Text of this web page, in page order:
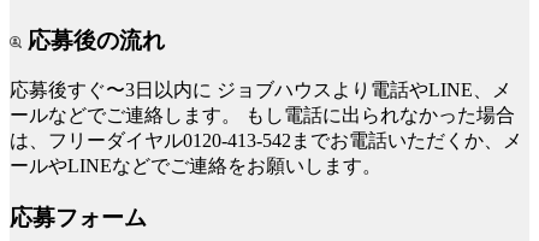
応募後の流れ
応募後すぐ〜3日以内に ジョブハウスより電話やLINE、メ
ールなどでご連絡します。
もし電話に出られなかった場合
は、フリーダイヤル0120-413-542までお電話いただくか、メ
ールやLINEなどでご連絡をお願いします。
応募フォーム